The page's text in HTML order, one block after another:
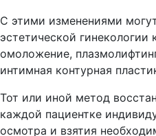
С этими изменениями
эстетической гинекологии
омоложение,
интимная контурная
Тот или иной метод
каждой пациентке
осмотра и взятия